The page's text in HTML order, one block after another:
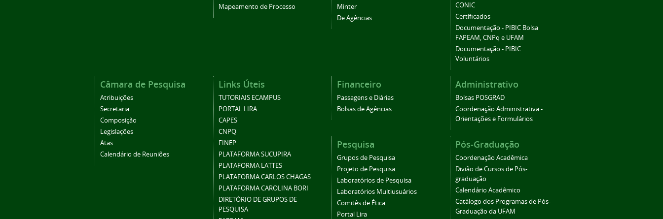
Mapeamento de Processo
Minter
De Agências
CONIC
Certificados
Documentação - PIBIC Bolsa
FAPEAM, CNPq e UFAM
Documentação - PIBIC
Voluntários
Câmara de Pesquisa
Atribuições
Secretaria
Composição
Legislações
Atas
Calendário de Reuniões
Links Úteis
TUTORIAIS ECAMPUS
PORTAL LIRA
CAPES
CNPQ
FINEP
PLATAFORMA SUCUPIRA
PLATAFORMA LATTES
PLATAFORMA CARLOS CHAGAS
PLATAFORMA CAROLINA BORI
DIRETÓRIO DE GRUPOS DE
PESQUISA
Financeiro
Passagens e Diárias
Bolsas de Agências
Administrativo
Bolsas POSGRAD
Coordenação Administrativa -
Orientações e Formulários
Pesquisa
Grupos de Pesquisa
Projeto de Pesquisa
Laboratórios de Pesquisa
Laboratórios Multiusuários
Comitês de Ética
Portal Lira
Pós-Graduação
Coordenação Acadêmica
Divião de Cursos de Pós-
graduação
Calendário Acadêmico
Catálogo dos Programas de Pós-
Graduação da UFAM